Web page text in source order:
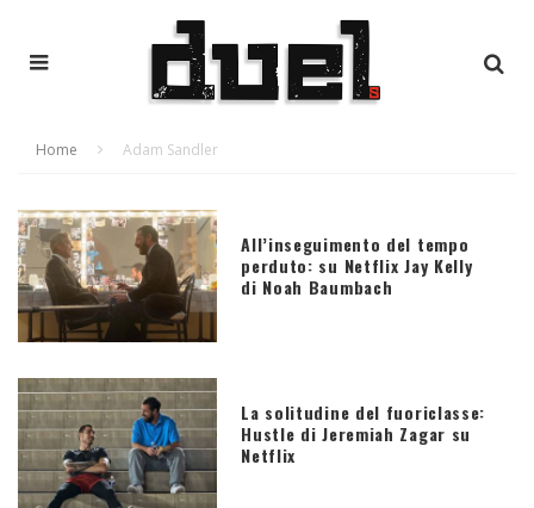
Home Adam Sandler
All’inseguimento del tempo
perduto: su Netflix Jay Kelly
di Noah Baumbach
La solitudine del fuoriclasse:
Hustle di Jeremiah Zagar su
Netflix